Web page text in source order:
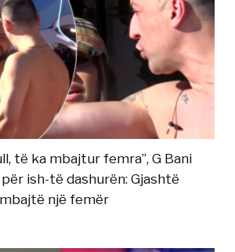
të ka mbajtur femra”, G Bani
ish-të dashurën: Gjashtë
një femër